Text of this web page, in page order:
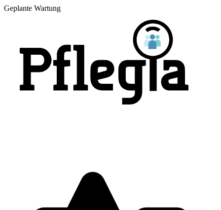
Geplante Wartung